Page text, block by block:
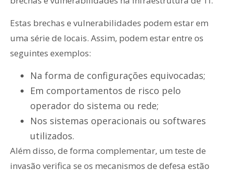
Estas brechas e vulnerabilidades podem estar em
uma série de locais. Assim, podem estar entre os
seguintes exemplos:
Na forma de configurações equivocadas;
Em comportamentos de risco pelo
operador do sistema ou rede;
Nos sistemas operacionais ou softwares
utilizados.
Além disso, de forma complementar, um teste de
invasão verifica se os mecanismos de defesa estão